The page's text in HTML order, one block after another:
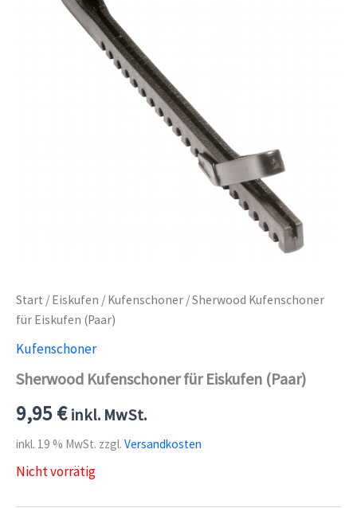
Start / Eiskufen / Kufenschoner / Sherwood Kufenschoner
für Eiskufen (Paar)
Kufenschoner
Sherwood Kufenschoner für Eiskufen (Paar)
9,95€ inkl. MwSt.
inkl. 19 % MwSt. zzgl. Versandkosten
Nicht vorrätig